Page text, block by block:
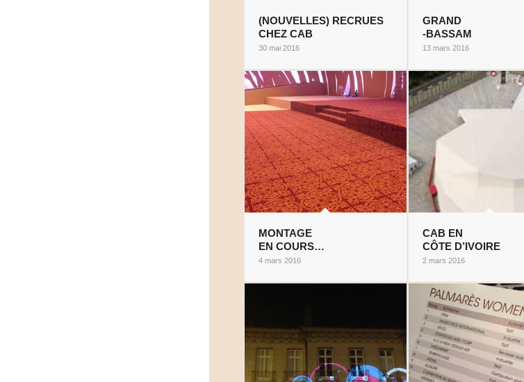
(NOUVELLES) RECRUES
CHEZ CAB
30 mai 2016
GRAND
-BASSAM
13 mars 2016
MONTAGE
EN COURS…
4 mars 2016
CAB EN
CÔTE D’IVOIRE
2 mars 2016